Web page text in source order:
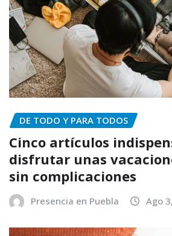
DE TODO Y PARA TODOS
Cinco artículos
disfrutar unas
sin complicaciones
Presencia en Puebla Ago